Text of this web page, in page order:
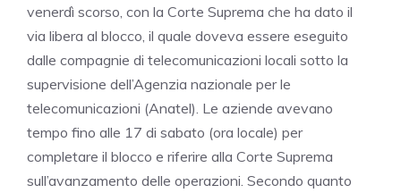
venerdì scorso, con la Corte Suprema che ha dato il
via libera al blocco, il quale doveva essere eseguito
dalle compagnie di telecomunicazioni locali sotto la
supervisione dell’Agenzia nazionale per le
telecomunicazioni (Anatel). Le aziende avevano
tempo fino alle 17 di sabato (ora locale) per
completare il blocco e riferire alla Corte Suprema
sull’avanzamento delle operazioni. Secondo quanto